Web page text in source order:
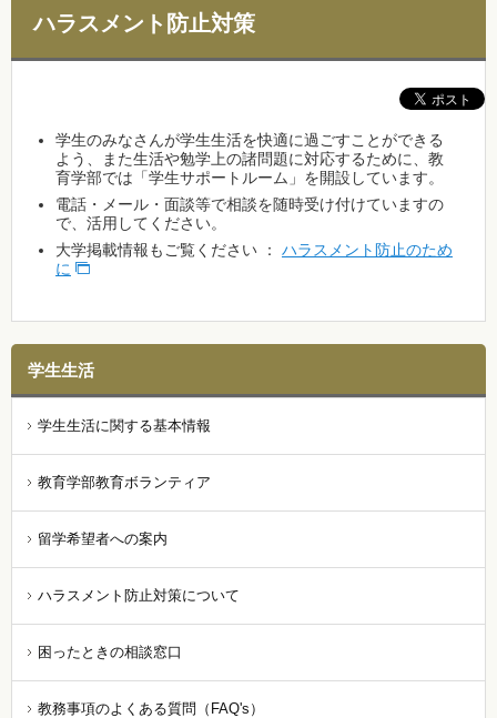
ハラスメント防止対策
学生のみなさんが学生生活を快適に過ごすことができる
よう、また生活や勉学上の諸問題に対応するために、教
育学部では「学生サポートルーム」を開設しています。
電話・メール・面談等で相談を随時受け付けていますの
で、活用してください。
大学掲載情報もご覧ください ： ハラスメント防止のため
に
学生生活
学生生活に関する基本情報
教育学部教育ボランティア
留学希望者への案内
ハラスメント防止対策について
困ったときの相談窓口
教務事項のよくある質問（FAQ's）